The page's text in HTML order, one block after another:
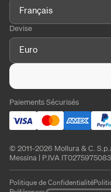
Français
Devise
Euro
Paiements Sécurisés
© 2011-2026 Mollura & C.
Messina | P.IVA
Politique de Confidentialité